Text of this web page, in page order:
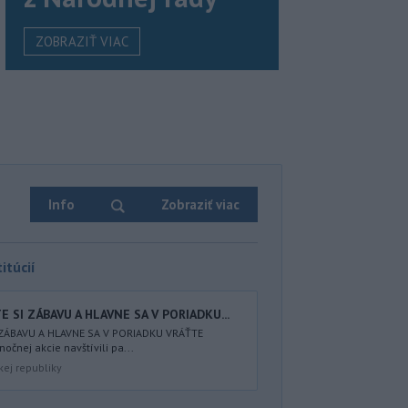
ZOBRAZIŤ VIAC
Info Zobraziť viac
SI ZÁBAVU A HLAVNE SA V PORIADKU...
A HLAVNE SA V PORIADKU VRÁŤTE
akcie navštívili pa...
republiky